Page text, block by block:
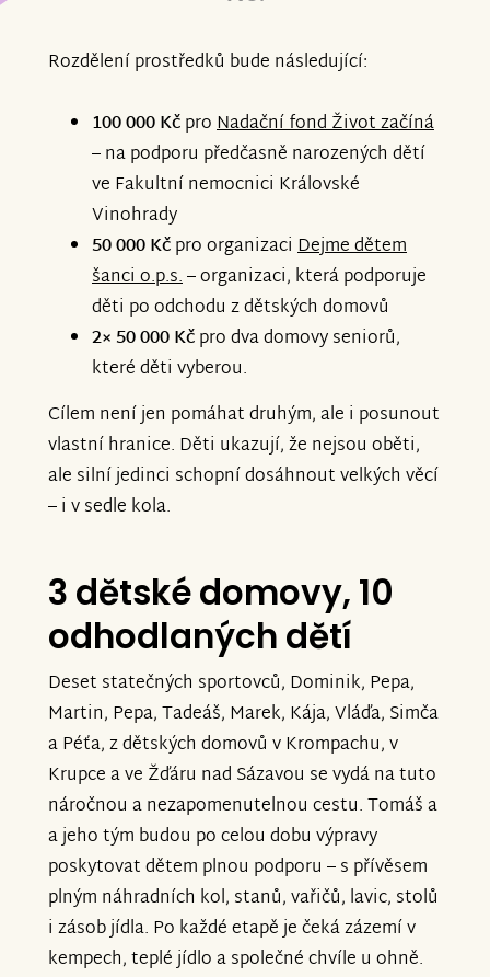
Rozdělení prostředků bude následující:
100 000 KčproNadační fond Život začíná
– na podporu předčasně narozených dětí
ve Fakultní nemocnici Královské
Vinohrady
50 000 Kčpro organizaci Dejme dětem
šanci o.p.s.– organizaci, která podporuje
děti po odchodu z dětských domovů
2× 50 000 Kčpro dva domovy seniorů,
které děti vyberou.
Cílem není jen pomáhat druhým, ale i posunout
vlastní hranice. Děti ukazují, že nejsou oběti,
ale silní jedinci schopní dosáhnout velkých věcí
– i v sedle kola.
3 dětské domovy, 10
odhodlaných dětí
Deset statečných sportovců, Dominik, Pepa,
Martin, Pepa, Tadeáš, Marek, Kája, Vláďa, Simča
a Péťa, z dětských domovů v Krompachu, v
Krupce a ve Žďáru nad Sázavou se vydá na tuto
náročnou a nezapomenutelnou cestu. Tomáš a
a jeho tým budou po celou dobu výpravy
poskytovat dětem plnou podporu – s přívěsem
plným náhradních kol, stanů, vařičů, lavic, stolů
i zásob jídla. Po každé etapě je čeká zázemí v
kempech, teplé jídlo a společné chvíle u ohně.